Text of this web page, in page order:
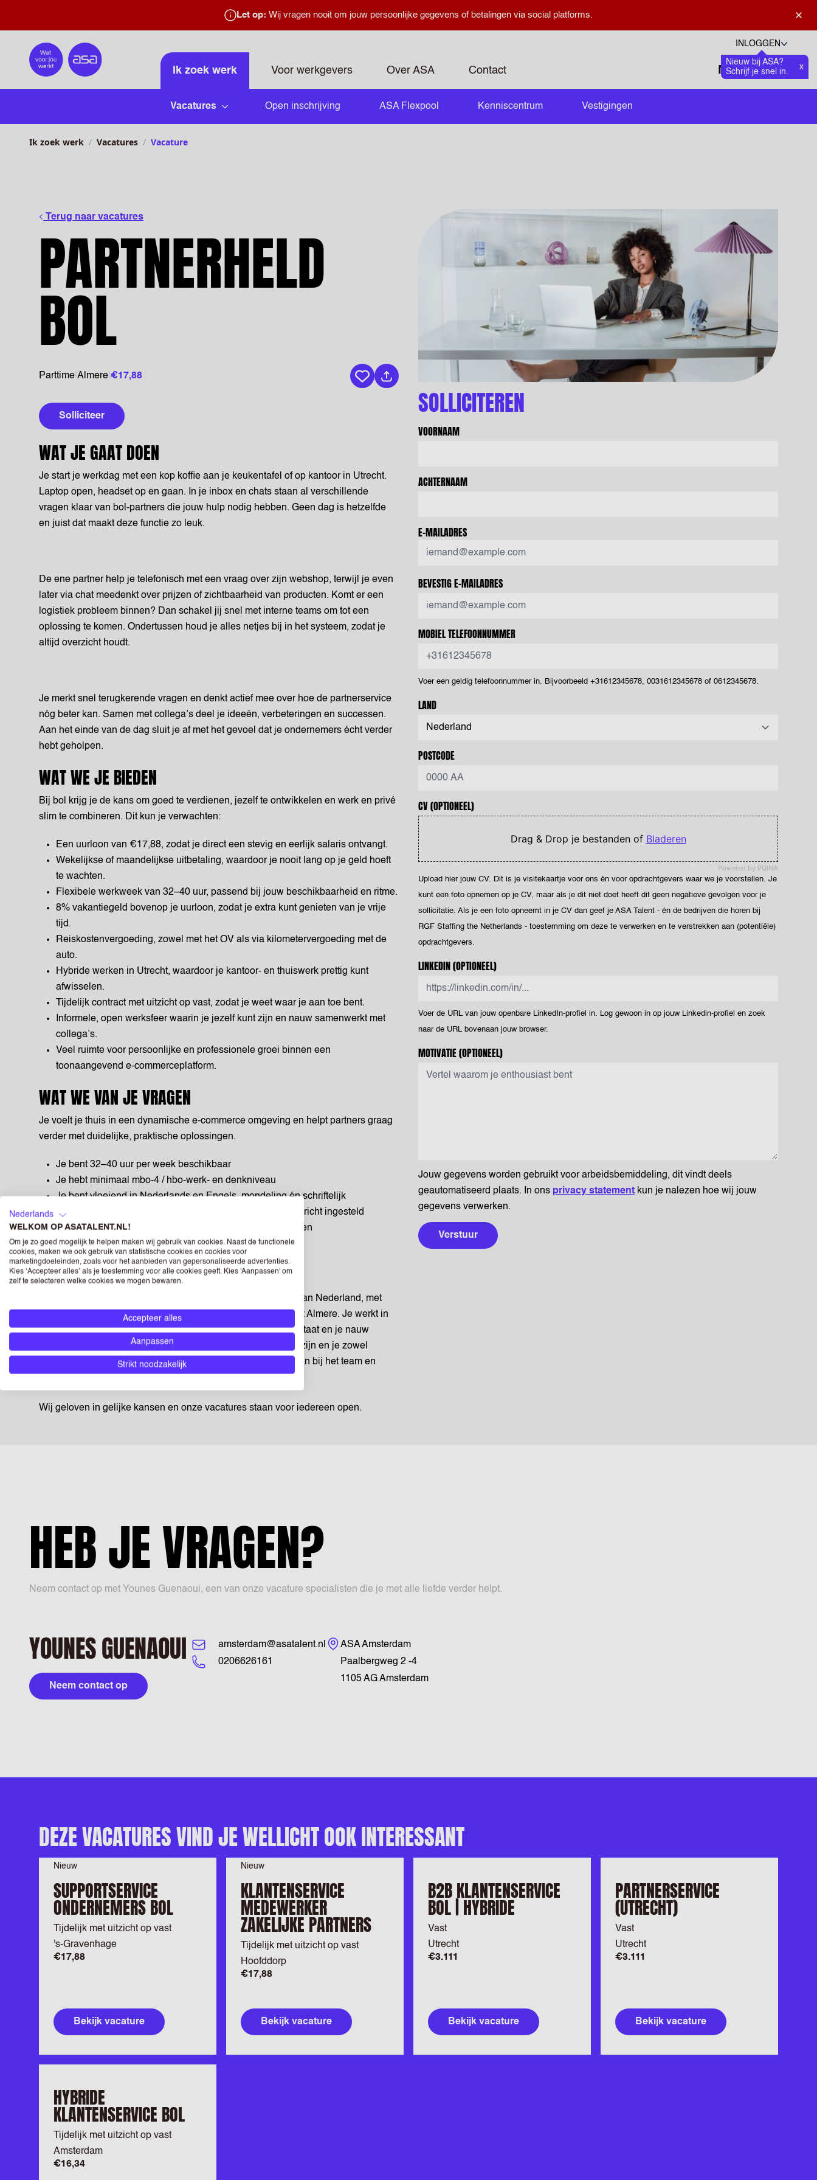
×
Let op: Wij vragen nooit om jouw persoonlijke gegevens of betalingen via social platforms.
Home
INLOGGEN
Nieuw bij ASA?
Schrijf je snel in.
x
Ik zoek werk Voor werkgevers Over ASA Contact
Talen
Zoeken openen
0
Vacatures
Open inschrijving ASA Flexpool Kenniscentrum Vestigingen
Ik zoek werk Vacatures Vacature
Terug naar vacatures
PARTNERHELD
BOL
Parttime Almere €17,88
Bewaar vacature
Solliciteer
WAT JE GAAT DOEN
Je start je werkdag met een kop koffie aan je keukentafel of op kantoor in Utrecht.
Laptop open, headset op en gaan. In je inbox en chats staan al verschillende
vragen klaar van bol-partners die jouw hulp nodig hebben. Geen dag is hetzelfde
en juist dat maakt deze functie zo leuk.
De ene partner help je telefonisch met een vraag over zijn webshop, terwijl je even
later via chat meedenkt over prijzen of zichtbaarheid van producten. Komt er een
logistiek probleem binnen? Dan schakel jij snel met interne teams om tot een
oplossing te komen. Ondertussen houd je alles netjes bij in het systeem, zodat je
altijd overzicht houdt.
Je merkt snel terugkerende vragen en denkt actief mee over hoe de partnerservice
nóg beter kan. Samen met collega’s deel je ideeën, verbeteringen en successen.
Aan het einde van de dag sluit je af met het gevoel dat je ondernemers écht verder
hebt geholpen.
WAT WE JE BIEDEN
Bij bol krijg je de kans om goed te verdienen, jezelf te ontwikkelen en werk en privé
slim te combineren. Dit kun je verwachten:
Een uurloon van €17,88, zodat je direct een stevig en eerlijk salaris ontvangt.
Wekelijkse of maandelijkse uitbetaling, waardoor je nooit lang op je geld hoeft
te wachten.
Flexibele werkweek van 32–40 uur, passend bij jouw beschikbaarheid en ritme.
8% vakantiegeld bovenop je uurloon, zodat je extra kunt genieten van je vrije
tijd.
Reiskostenvergoeding, zowel met het OV als via kilometervergoeding met de
auto.
Hybride werken in Utrecht, waardoor je kantoor- en thuiswerk prettig kunt
afwisselen.
Tijdelijk contract met uitzicht op vast, zodat je weet waar je aan toe bent.
Informele, open werksfeer waarin je jezelf kunt zijn en nauw samenwerkt met
collega’s.
Veel ruimte voor persoonlijke en professionele groei binnen een
toonaangevend e-commerceplatform.
WAT WE VAN JE VRAGEN
Je voelt je thuis in een dynamische e-commerce omgeving en helpt partners graag
verder met duidelijke, praktische oplossingen.
Je bent 32–40 uur per week beschikbaar
Je hebt minimaal mbo-4 / hbo-werk- en denkniveau
Je bent vloeiend in Nederlands en Engels, mondeling én schriftelijk
Je bent klantgericht, proactief, analytisch en oplossingsgericht ingesteld
Je hebt geen vakanties gepland in de eerste twee maanden
Je bent bereid om te starten op 29 juni
OVER HET BEDRIJF
Bol is sinds 1999 het toonaangevende e-commerceplatform van Nederland, met
een locatie in Utrecht en werkzaamheden voor deze rol vanuit Almere. Je werkt in
een informele, open omgeving waar samenwerking centraal staat en je nauw
optrekt met betrokken collega’s. Er is veel ruimte om jezelf te zijn en je zowel
persoonlijk als professioneel verder te ontwikkelen. Sluit je aan bij het team en
Wij geloven in gelijke kansen en onze vacatures staan voor iedereen open.
SOLLICITEREN
VOORNAAM
ACHTERNAAM
E-MAILADRES
BEVESTIG E-MAILADRES
MOBIEL TELEFOONNUMMER
Voer een geldig telefoonnummer in. Bijvoorbeeld +31612345678, 0031612345678 of 0612345678.
LAND
POSTCODE
CV(OPTIONEEL)
Powered by PQINA
Drag & Drop je bestanden of Bladeren
Upload hier jouw CV. Dit is je visitekaartje voor ons én voor opdrachtgevers waar we je voorstellen. Je
kunt een foto opnemen op je CV, maar als je dit niet doet heeft dit geen negatieve gevolgen voor je
sollicitatie. Als je een foto opneemt in je CV dan geef je ASA Talent - én de bedrijven die horen bij
RGF Staffing the Netherlands - toestemming om deze te verwerken en te verstrekken aan (potentiële)
opdrachtgevers.
LINKEDIN(OPTIONEEL)
Voer de URL van jouw openbare LinkedIn-profiel in. Log gewoon in op jouw Linkedin-profiel en zoek
naar de URL bovenaan jouw browser.
MOTIVATIE(OPTIONEEL)
Jouw gegevens worden gebruikt voor arbeidsbemiddeling, dit vindt deels
geautomatiseerd plaats. In ons privacy statement kun je nalezen hoe wij jouw
gegevens verwerken.
Verstuur
HEB JE VRAGEN?
Neem contact op met Younes Guenaoui, een van onze vacature specialisten die je met alle liefde verder helpt.
YOUNES GUENAOUI
Neem contact op
amsterdam@asatalent.nl
0206626161
Bezoekadres
ASA Amsterdam
Paalbergweg 2 -4
1105 AG Amsterdam
DEZE VACATURES VIND JE WELLICHT OOK INTERESSANT
Nieuw
SUPPORTSERVICE
ONDERNEMERS BOL
Tijdelijk met uitzicht op vast
's-Gravenhage
€17,88
Bekijk vacature
Nieuw
KLANTENSERVICE
MEDEWERKER
ZAKELIJKE PARTNERS
Tijdelijk met uitzicht op vast
Hoofddorp
€17,88
Bekijk vacature
B2B KLANTENSERVICE
BOL | HYBRIDE
Vast
Utrecht
€3.111
Bekijk vacature
PARTNERSERVICE
(UTRECHT)
Vast
Utrecht
€3.111
Bekijk vacature
HYBRIDE
KLANTENSERVICE BOL
Tijdelijk met uitzicht op vast
Amsterdam
€16,34
Nederlands
WELKOM OP ASATALENT.NL!
Om je zo goed mogelijk te helpen maken wij gebruik van cookies. Naast de functionele
cookies, maken we ook gebruik van statistische cookies en cookies voor
marketingdoeleinden, zoals voor het aanbieden van gepersonaliseerde advertenties.
Kies ‘Accepteer alles’ als je toestemming voor alle cookies geeft. Kies 'Aanpassen' om
zelf te selecteren welke cookies we mogen bewaren.
Accepteer alles
Aanpassen
Strikt noodzakelijk